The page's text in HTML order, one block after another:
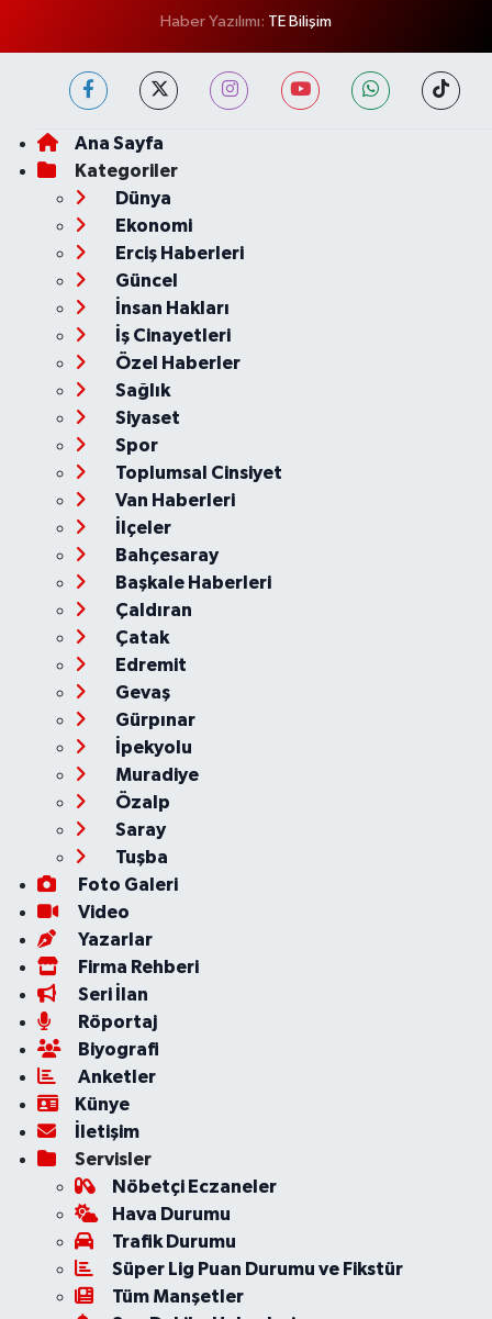
Haber Yazılımı: TE Bilişim
Ana Sayfa
Kategoriler
Dünya
Ekonomi
Erciş Haberleri
Güncel
İnsan Hakları
İş Cinayetleri
Özel Haberler
Sağlık
Siyaset
Spor
Toplumsal Cinsiyet
Van Haberleri
İlçeler
Bahçesaray
Başkale Haberleri
Çaldıran
Çatak
Edremit
Gevaş
Gürpınar
İpekyolu
Muradiye
Özalp
Saray
Tuşba
Foto Galeri
Video
Yazarlar
Firma Rehberi
Seri İlan
Röportaj
Biyografi
Anketler
Künye
İletişim
Servisler
Nöbetçi Eczaneler
Hava Durumu
Trafik Durumu
Süper Lig Puan Durumu ve Fikstür
Tüm Manşetler